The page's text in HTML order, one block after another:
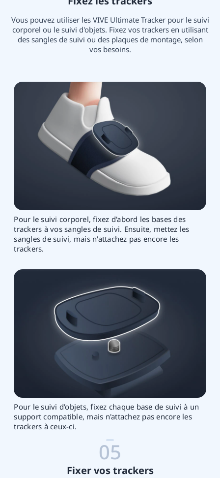
Vous pouvez utiliser les VIVE Ultimate Tracker pour le suivi
corporel ou le suivi d'objets. Fixez vos trackers en utilisant
des sangles de suivi ou des plaques de montage, selon
vos besoins.
Pour le suivi corporel, fixez d'abord les bases des
trackers à vos sangles de suivi. Ensuite, mettez les
sangles de suivi, mais n'attachez pas encore les
trackers.
Pour le suivi d'objets, fixez chaque base de suivi à un
support compatible, mais n'attachez pas encore les
trackers à ceux-ci.
05
Fixer vos trackers